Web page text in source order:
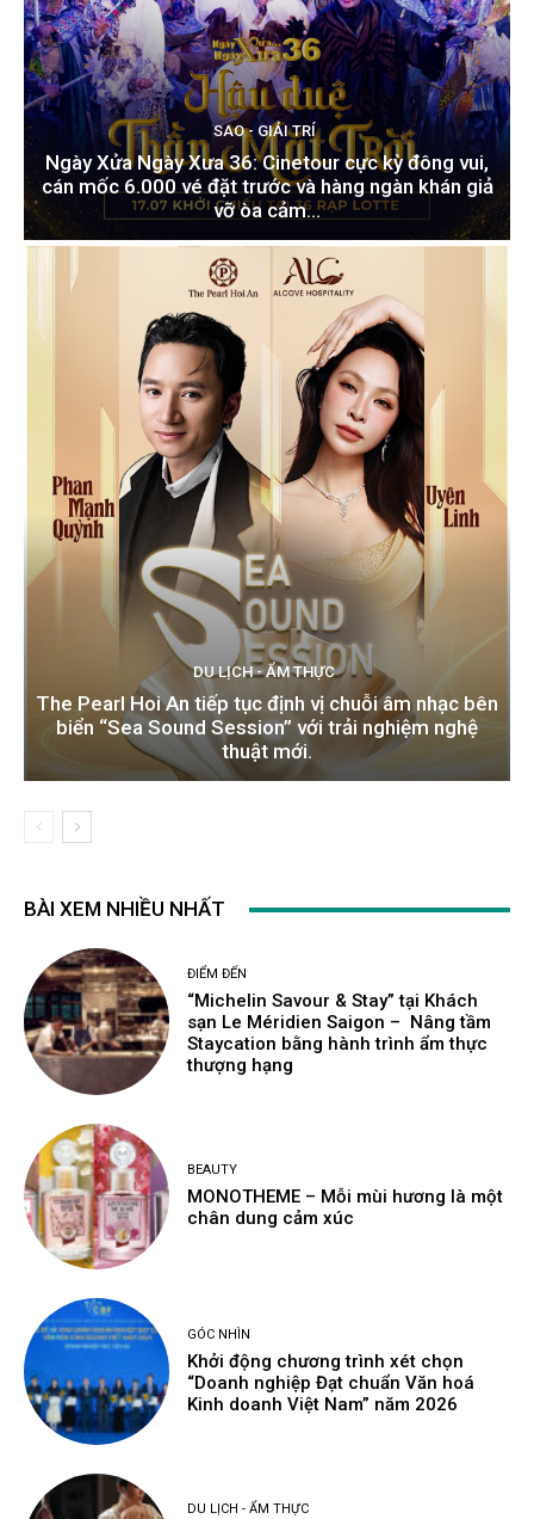
SAO - GIẢI TRÍ
Ngày Xửa Ngày Xưa 36: Cinetour cực kỳ đông vui,
cán mốc 6.000 vé đặt trước và hàng ngàn khán giả
vỡ òa cảm...
DU LỊCH - ẨM THỰC
The Pearl Hoi An tiếp tục định vị chuỗi âm nhạc bên
biển “Sea Sound Session” với trải nghiệm nghệ
thuật mới.
BÀI XEM NHIỀU NHẤT
ĐIỂM ĐẾN
“Michelin Savour & Stay” tại Khách
sạn Le Méridien Saigon – Nâng tầm
Staycation bằng hành trình ẩm thực
thượng hạng
BEAUTY
MONOTHEME – Mỗi mùi hương là một
chân dung cảm xúc
GÓC NHÌN
Khởi động chương trình xét chọn
“Doanh nghiệp Đạt chuẩn Văn hoá
Kinh doanh Việt Nam” năm 2026
DU LỊCH - ẨM THỰC